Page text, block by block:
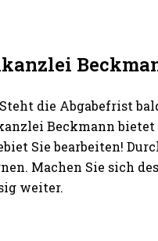
die Abgabefrist
Beckmann
Sie bearbeiten!
Machen Sie sich
weiter.